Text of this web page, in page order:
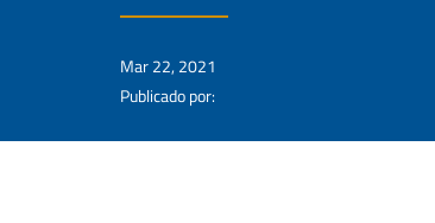
Mar 22, 2021
Publicado por: